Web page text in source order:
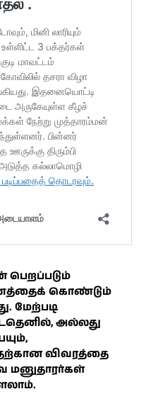
பெறப்படும்
கொண்டும்
மேற்படி
அல்லது
விவரத்தை